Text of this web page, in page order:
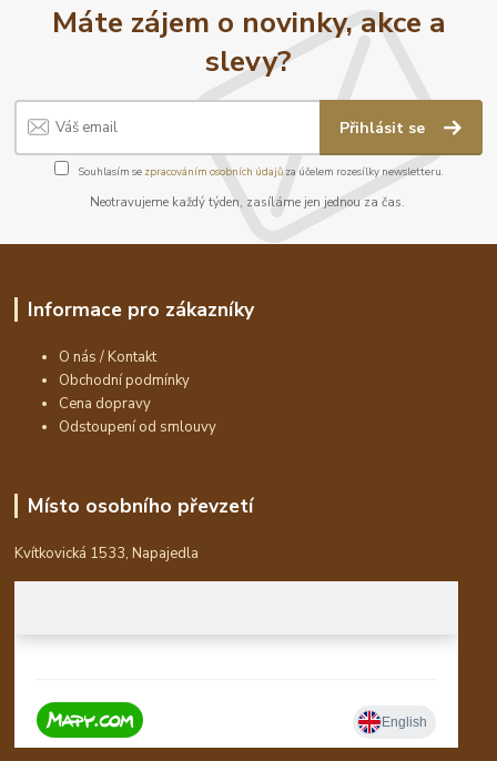
Máte zájem o novinky, akce a
slevy?
Přihlásit se
Souhlasím se zpracováním osobních údajůza účelem rozesílky newsletteru.
Neotravujeme každý týden, zasíláme jen jednou za čas.
Informace pro zákazníky
O nás / Kontakt
Obchodní podmínky
Cena dopravy
Odstoupení od smlouvy
Místo osobního převzetí
Kvítkovická 1533, Napajedla